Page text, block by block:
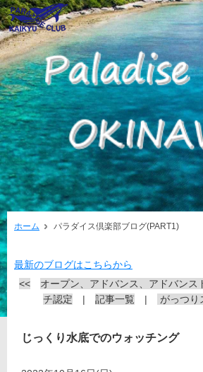
ホーム パラダイス倶楽部ブログ(PART1)
最新のブログはこちらから
<<
オープン、アドバンス、アドバンス
チ認定 | 記事一覧 | がっつり
じっくり水底でのウォッチング